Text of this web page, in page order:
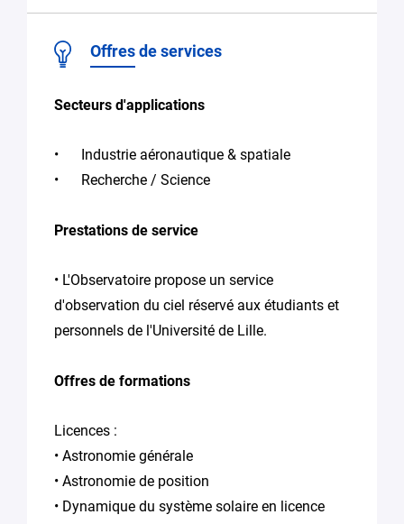
Offres de services
Secteurs d'applications
Industrie aéronautique & spatiale
Recherche / Science
Prestations de service
• L'Observatoire propose un service
d'observation du ciel réservé aux étudiants et
personnels de l'Université de Lille.
Offres de formations
Licences :
• Astronomie générale
• Astronomie de position
• Dynamique du système solaire en licence